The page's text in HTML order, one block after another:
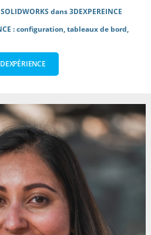
dans 3DEXPEREINCE
: configuration, tableaux de bord,